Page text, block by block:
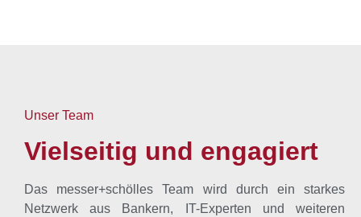
Unser Team
Vielseitig und engagiert
Das messer+schölles Team wird durch ein starkes
Netzwerk aus Bankern, IT-Experten und weiteren